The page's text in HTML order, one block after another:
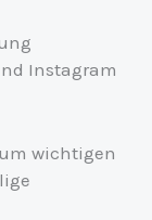
Instagram
wichtigen